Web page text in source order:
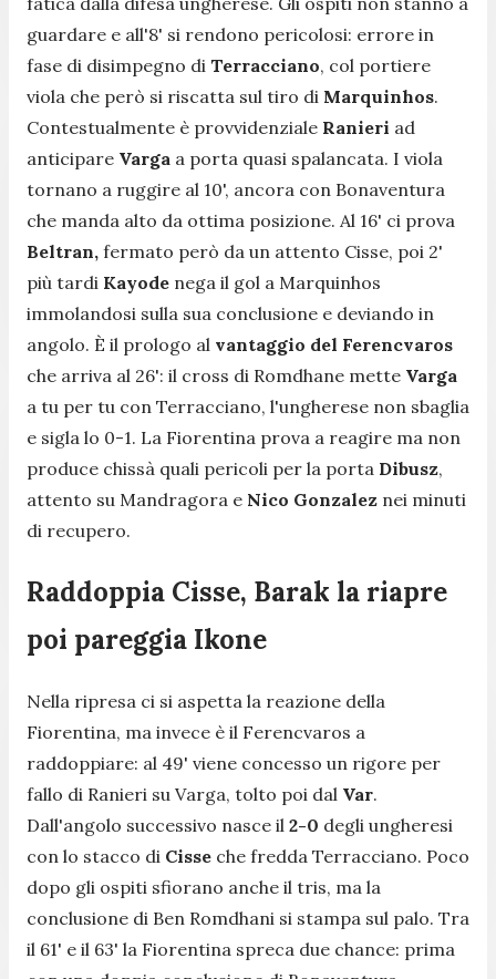
guardare e all'8' si rendono pericolosi: errore in
fase di disimpegno di Terracciano, col portiere
viola che però si riscatta sul tiro di Marquinhos.
Contestualmente è provvidenziale Ranieri ad
anticipare Varga a porta quasi spalancata. I viola
tornano a ruggire al 10', ancora con Bonaventura
che manda alto da ottima posizione. Al 16' ci prova
Beltran, fermato però da un attento Cisse, poi 2'
più tardi Kayode nega il gol a Marquinhos
immolandosi sulla sua conclusione e deviando in
angolo. È il prologo al vantaggio del Ferencvaros
che arriva al 26': il cross di Romdhane mette Varga
a tu per tu con Terracciano, l'ungherese non sbaglia
e sigla lo 0-1. La Fiorentina prova a reagire ma non
produce chissà quali pericoli per la porta Dibusz,
attento su Mandragora e Nico Gonzalez nei minuti
di recupero.
Raddoppia Cisse, Barak la riapre
poi pareggia Ikone
Nella ripresa ci si aspetta la reazione della
Fiorentina, ma invece è il Ferencvaros a
raddoppiare: al 49' viene concesso un rigore per
fallo di Ranieri su Varga, tolto poi dal Var.
Dall'angolo successivo nasce il 2-0 degli ungheresi
con lo stacco di Cisse che fredda Terracciano. Poco
dopo gli ospiti sfiorano anche il tris, ma la
conclusione di Ben Romdhani si stampa sul palo. Tra
il 61' e il 63' la Fiorentina spreca due chance: prima